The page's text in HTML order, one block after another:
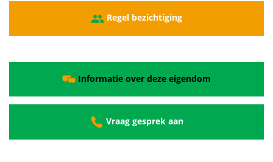
Regel bezichtiging
Informatie over deze eigendom
Vraag gesprek aan